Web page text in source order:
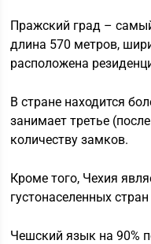
Пражский град –
длина 570 метров,
расположена
В стране находится
занимает третье
количеству замков.
Кроме того, Чехия
густонаселенных
Чешский язык на 90%